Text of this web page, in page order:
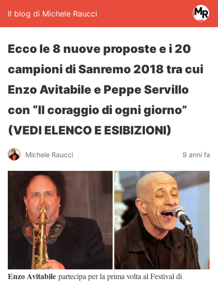
Il blog di Michele Raucci
Ecco le 8 nuove proposte e i 20
campioni di Sanremo 2018 tra cui
Enzo Avitabile e Peppe Servillo
con “Il coraggio di ogni giorno”
(VEDI ELENCO E ESIBIZIONI)
Michele Raucci 9 anni fa
Enzo Avitabile partecipa per la prima volta al Festival di